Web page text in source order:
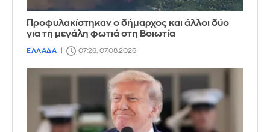
Προφυλακίστηκαν ο δήμαρχος και άλλοι δύο
για τη μεγάλη φωτιά στη Βοιωτία
ΕΛΛΑΔΑ 07:26, 07.08.2026